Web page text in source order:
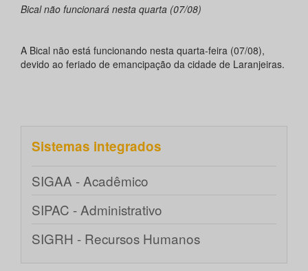
Bical não funcionará nesta quarta (07/08)
A Bical não está funcionando nesta quarta-feira (07/08),
devido ao feriado de emancipação da cidade de Laranjeiras.
Sistemas integrados
SIGAA - Acadêmico
SIPAC - Administrativo
SIGRH - Recursos Humanos